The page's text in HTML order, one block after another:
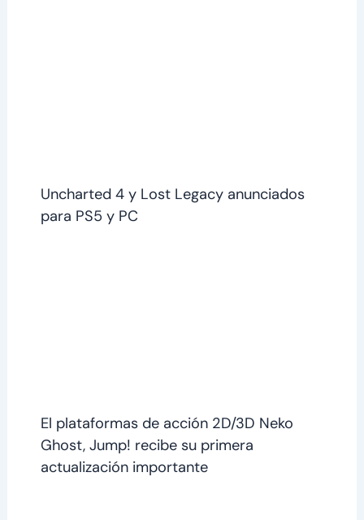
Uncharted 4 y Lost Legacy anunciados
para PS5 y PC
El plataformas de acción 2D/3D Neko
Ghost, Jump! recibe su primera
actualización importante